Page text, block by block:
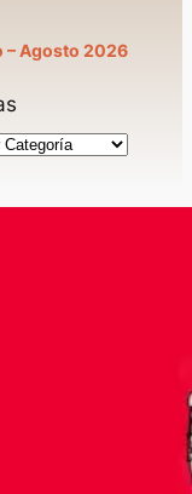
– Agosto 2026